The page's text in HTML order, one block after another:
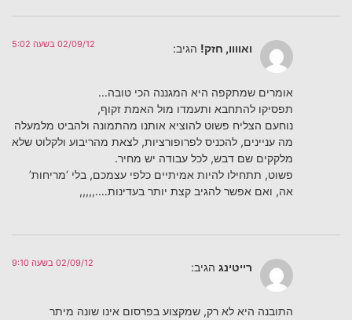
ואוווו, חזק! הגיב: 02/09/12 בשעה 5:02
אומרים שמתקפה היא המגננה הכי טובה…
תפסיקו להתחבא ותעמדו מול האמת זקוף,
נוחעם הצליח פשוט להוציא אותנו מהתמונה ולהביט מלמעלה
מה עניינים, להכניס לפרופורציות, לצאת מהריבוע ולקלוט שלא
מלקקים שם דבש, לכל עבודה יש מחיר.
פשוט, תתחילו להיות אמיתיים כלפי עצמכם, בלי ‘מריחות’
אה, ואם אפשר להגיב קצת יותר בעדינות….,,,,,
רייטינג הגיב: 02/09/12 בשעה 9:10
התובנה היא לא רק, שמקצוע בפרסום אינו שונה מיתר